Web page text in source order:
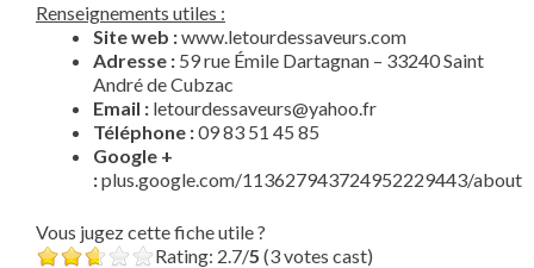
Renseignements utiles :
Site web :www.letourdessaveurs.com
Adresse : 59 rue Émile Dartagnan – 33240 Saint
André de Cubzac
Email : letourdessaveurs@yahoo.fr
Téléphone :09 83 51 45 85
Google +
:plus.google.com/113627943724952229443/about
Vous jugez cette fiche utile ?
Rating: 2.7/5 (3 votes cast)